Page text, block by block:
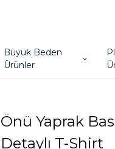
Büyük Beden
Ürünler
Önü Yaprak
Detaylı T-Shirt